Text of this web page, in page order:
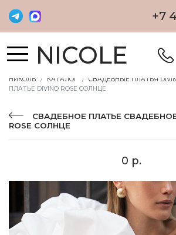
+7
NICOLE
НИКОЛЬ КАТАЛОГ СВАДЕБНЫЕ ПЛАТЬЯ
ПЛАТЬЕ DIVINO ROSE СОЛНЦЕ
СВАДЕБНОЕ ПЛАТЬЕ СВАДЕБНОЕ
ROSE СОЛНЦЕ
0 р.